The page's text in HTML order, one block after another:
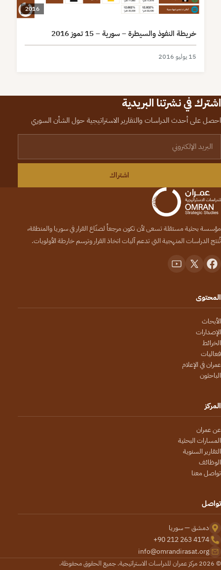
2016
خريطة النفوذ والسيطرة – سورية – 15 تموز 2016
15 يوليو 2016
اشترك في نشرتنا البريدية
احصل على أحدث الدراسات والتقارير الاستراتيجية حول الشأن السوري
اشتراك
مؤسسة بحثية مستقلة تسعى لأن تكون مرجعاً لصنّاع القرار في سوريا والمنطقة،
تُنتج الدراسات المنهجية التي تدعم آليات اتخاذ القرار وترسم خارطة الأولويات.
المحتوى
الأبحاث
الإصدارات
الخرائط
فعاليات
عمران في الإعلام
الباحثون
المركز
عن عمران
المسارات البحثية
التقارير السنوية
الوظائف
تواصل معنا
تواصل
دمشق — سوريا
+90 212 263 4174
info@omrandirasat.org
© 2026 مركز عمران للدراسات الاستراتيجية. جميع الحقوق محفوظة.